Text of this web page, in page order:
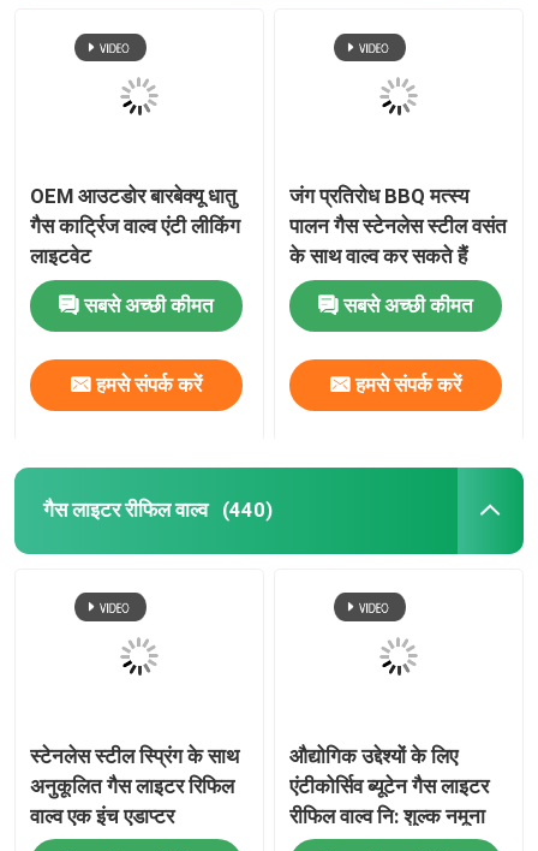
OEM आउटडोर बारबेक्यू धातु
गैस कार्ट्रिज वाल्व एंटी लीकिंग
लाइटवेट
सबसे अच्छी कीमत
हमसे संपर्क करें
जंग प्रतिरोध BBQ मत्स्य
पालन गैस स्टेनलेस स्टील वसंत
के साथ वाल्व कर सकते हैं
सबसे अच्छी कीमत
हमसे संपर्क करें
गैस लाइटर रीफिल वाल्व (440)
स्टेनलेस स्टील स्प्रिंग के साथ
अनुकूलित गैस लाइटर रिफिल
वाल्व एक इंच एडाप्टर
औद्योगिक उद्देश्यों के लिए
एंटीकोर्सिव ब्यूटेन गैस लाइटर
रीफिल वाल्व नि: शुल्क नमूना